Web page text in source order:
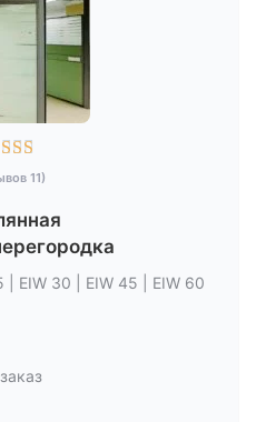

11)
| EIW 30 | EIW 45 | EIW 60